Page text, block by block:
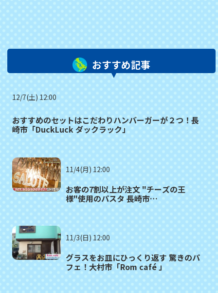
おすすめ記事
12/7(土) 12:00
おすすめのセットはこだわりハンバーガーが２つ！長
崎市「DuckLuck ダックラック」
11/4(月) 12:00
お客の7割以上が注文 "チーズの王
様"使用のパスタ 長崎市
11/3(日) 12:00
グラスをお皿にひっくり返す 驚きのパ
フェ！大村市「Rom café 」